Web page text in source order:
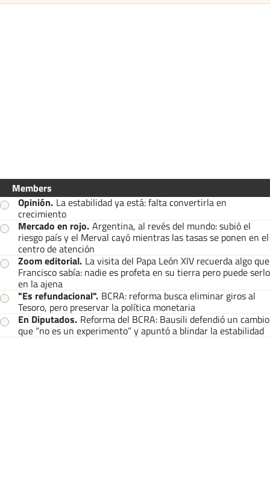
Members
Opinión. La estabilidad ya está: falta convertirla en
crecimiento
Mercado en rojo. Argentina, al revés del mundo: subió el
riesgo país y el Merval cayó mientras las tasas se ponen en el
centro de atención
Zoom editorial. La visita del Papa León XIV recuerda algo que
Francisco sabía: nadie es profeta en su tierra pero puede serlo
en la ajena
"Es refundacional". BCRA: reforma busca eliminar giros al
Tesoro, pero preservar la política monetaria
En Diputados. Reforma del BCRA: Bausili defendió un cambio
que “no es un experimento” y apuntó a blindar la estabilidad